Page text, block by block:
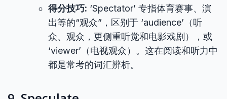
得分技巧: ‘Spectator’ 专指体育赛事、演
出等的“观众”，区别于 ‘audience’（听
众、观众，更侧重听觉和电影戏剧），或
‘viewer’（电视观众）。这在阅读和听力中
都是常考的词汇辨析。